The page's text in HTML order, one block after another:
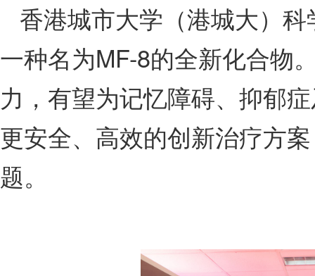
香港城市大学（港城大）
一种名为MF-8的全新化合物
力，有望为记忆障碍、抑郁
更安全、高效的创新治疗方
题。